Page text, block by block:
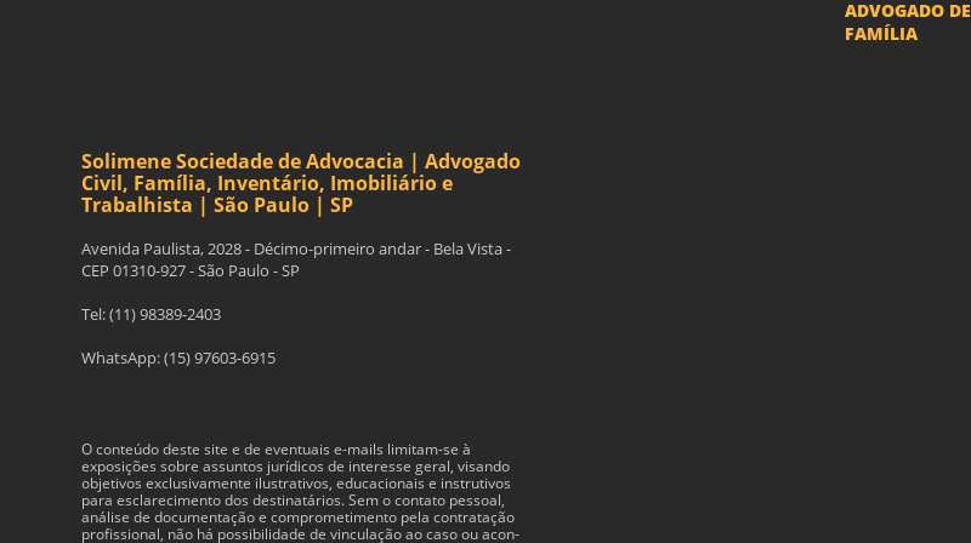
Solimene Sociedade de Advocacia | Advogado
Civil, Família, Inventário, Imobiliário e
Trabalhista | São Paulo | SP
Avenida Paulista, 2028 - Décimo-primeiro andar - Bela Vista -
CEP 01310-927 - São Paulo - SP
Tel: (11) 98389-2403
WhatsApp: (15) 97603-6915
O con­teúdo deste site e de even­tu­ais e-​mails limitam-​se à
exposições sobre assun­tos jurídi­cos de inter­esse geral, visando
obje­tivos exclu­si­va­mente ilus­tra­tivos, edu­ca­cionais e instru­tivos
para esclarec­i­mento dos des­ti­natários. Sem o con­tato pes­soal,
análise de doc­u­men­tação e com­pro­me­ti­mento pela con­tratação
profis­sional, não há pos­si­bil­i­dade de vin­cu­lação ao caso ou acon­
ADVOGADO DE
FAMÍLIA